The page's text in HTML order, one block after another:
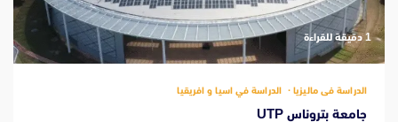
‫1 دقيقة للقراءة
الدراسة فى ماليزيا الدراسة في اسيا و افريقيا
جامعة بتروناس UTP